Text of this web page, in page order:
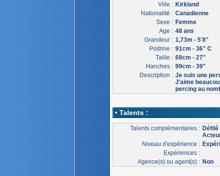
Ville : Kirkland
Nationalité : Canadienne
Sexe : Femme
Age : 48 ans
Grandeur : 1,73m - 5'8"
Poitrine : 91cm - 36" C
Taille : 68cm - 27"
Hanches : 99cm - 39"
Description : Je suis une
J'aime
percing au
• Talents :
Talents complémentaires : Défilé
Niveau d'expérience :
Expériences :
Agence(s) ou agent(s) : Non